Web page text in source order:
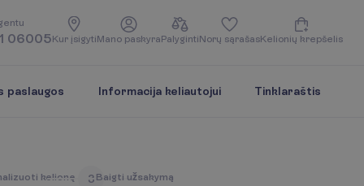
entu
06005Kur įsigytiMano paskyraPalygintiNorų sąrašasKelionių krepšelis
paslaugos Informacija keliautojui Tinklaraštis
alizuoti kelionę 3 Baigti užsakymą